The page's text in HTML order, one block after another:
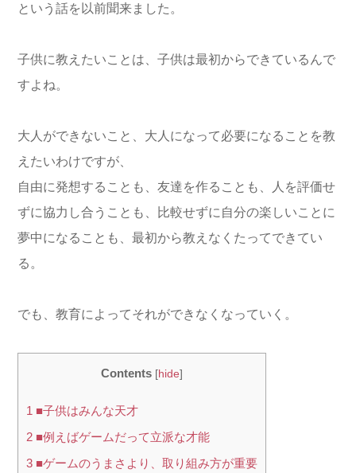
という話を以前聞来ました。
子供に教えたいことは、子供は最初からできているんで
すよね。
大人ができないこと、大人になって必要になることを教
えたいわけですが、
自由に発想することも、友達を作ることも、人を評価せ
ずに協力し合うことも、比較せずに自分の楽しいことに
夢中になることも、最初から教えなくたってできてい
る。
でも、教育によってそれができなくなっていく。
Contents [hide]
1 ■子供はみんな天才
2 ■例えばゲームだって立派な才能
3 ■ゲームのうまさより、取り組み方が重要